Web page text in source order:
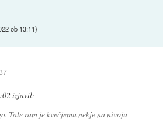
ob 13:11)
izjavil:
Tale ram je kvečjemu nekje na nivoju